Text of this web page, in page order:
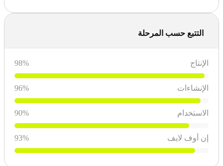
التتبع حسب المرحلة
الإنتاج 98%
الإنشاءات 96%
الاستخدام 90%
إن أوف لايف 93%